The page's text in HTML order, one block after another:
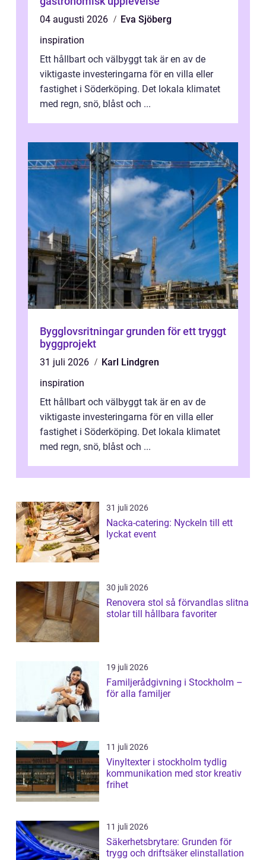
04 augusti 2026
Eva Sjöberg
inspiration
Ett hållbart och välbyggt tak är en av de
viktigaste investeringarna för en villa eller
fastighet i Söderköping. Det lokala klimatet
med regn, snö, blåst och ...
Bygglovsritningar grunden för ett tryggt
byggprojekt
31 juli 2026
Karl Lindgren
inspiration
Ett hållbart och välbyggt tak är en av de
viktigaste investeringarna för en villa eller
fastighet i Söderköping. Det lokala klimatet
med regn, snö, blåst och ...
31 juli 2026
Nacka-catering: Nyckeln till ett
lyckat event
30 juli 2026
Renovera stol så förvandlas slitna
stolar till hållbara favoriter
19 juli 2026
Familjerådgivning i Stockholm –
för alla familjer
11 juli 2026
Vinyltexter i stockholm tydlig
kommunikation med stor kreativ
frihet
11 juli 2026
Säkerhetsbrytare: Grunden för
trygg och driftsäker elinstallation